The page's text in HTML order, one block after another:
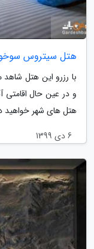
هتل سیتروس سوخومیت 11 کامپس
با رزرو این هتل
و در عین حال اقامتی
هتل های شهر خواهید
6 دی 1399